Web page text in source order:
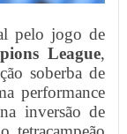
pelo jogo de
League,
soberba de
performance
inversão de